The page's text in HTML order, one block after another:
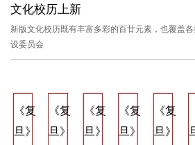
文化校历上新
新版文化校历既有丰富多彩的百廿元素，也覆盖
设委员会
《复
旦》
《复
旦》
《复
旦》
《复
旦》
《复
旦》